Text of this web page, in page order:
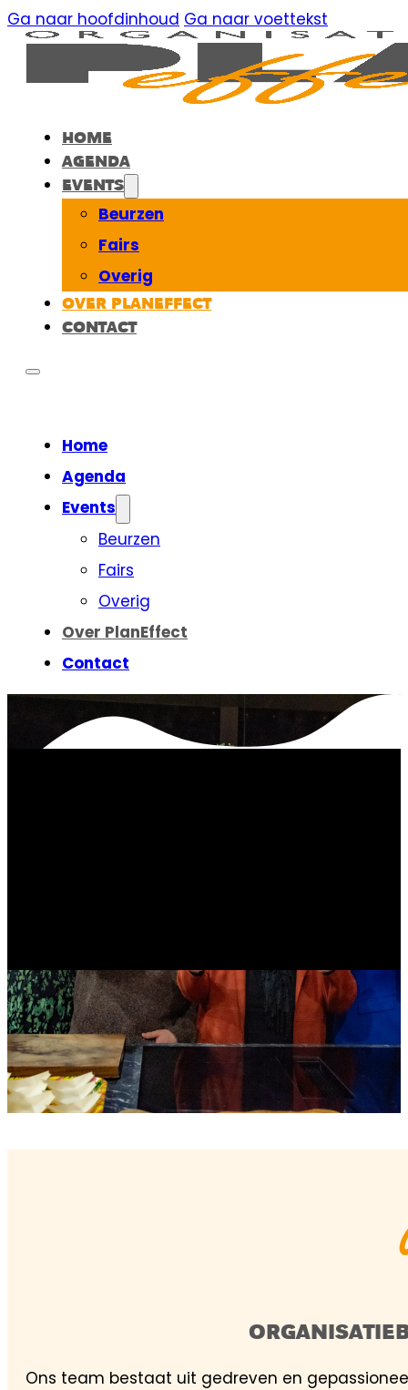
Ga naar hoofdinhoud Ga naar voettekst
HOME
AGENDA
EVENTS
Beurzen
Fairs
Overig
OVER PLANEFFECT
CONTACT
Home
Agenda
Events
Beurzen
Fairs
Overig
Over PlanEffect
Contact
Ons team bestaat uit gedreven en